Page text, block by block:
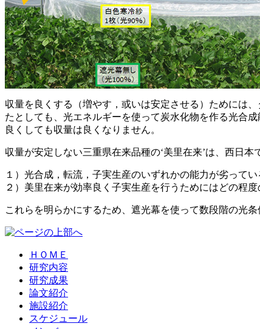
収量を良くする（増やす，或いは安定させる）ためには
たとしても、光エネルギーを使って炭水化物を作る光合
良くしても収量は良くなりません。
収量が安定しない三重県在来品種の‘美里在来’は、西日本
１） 光合成，転流，子実生産のいずれかの能力が劣ってい
２） 美里在来が効率良く子実生産を行うためにはどの程
これらを明らかにするため、遮光幕を使って数段階の光
ＨＯＭＥ
研究内容
研究成果
論文紹介
施設紹介
スケジュール